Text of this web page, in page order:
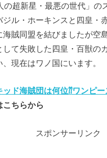
の超新星・最悪の世代」の
ジル・ホーキンスと四皇・
海賊同盟を結びましたが空
して失敗した四皇・百獣の
、現在はワノ国にいます。
ッド海賊団は何位⁇ワンピ
こちらから
スポンサーリンク